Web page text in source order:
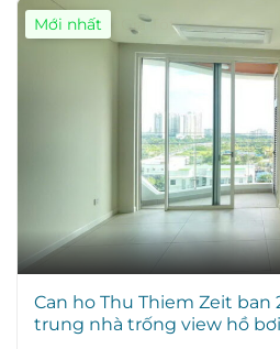
Mới nhất Giá Tốt
Can ho Thu Thiem Zeit
trung nhà trống view hồ bơi